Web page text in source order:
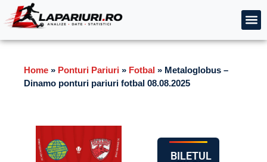
Home » Ponturi Pariuri » Fotbal » Metaloglobus –
Dinamo ponturi pariuri fotbal 08.08.2025
BILETUL